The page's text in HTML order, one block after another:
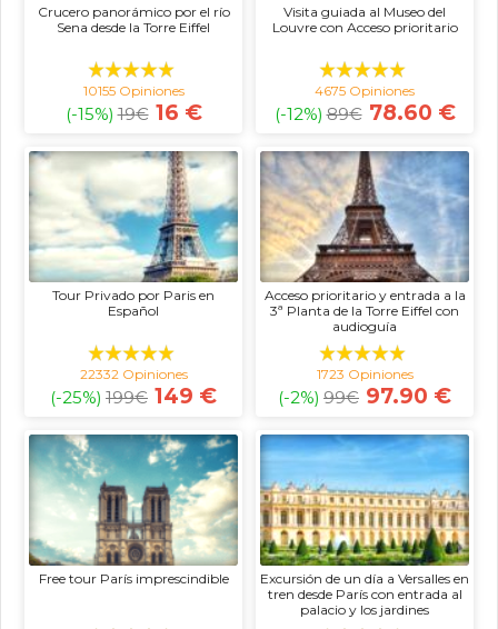
Crucero panorámico por el río
Sena desde la Torre Eiffel
10155 Opiniones
(-15%) 19€ 16 €
Visita guiada al Museo del
Louvre con Acceso prioritario
4675 Opiniones
(-12%) 89€ 78.60 €
Tour Privado por Paris en
Español
22332 Opiniones
(-25%) 199€ 149 €
Acceso prioritario y entrada a la
3ª Planta de la Torre Eiffel con
audioguía
1723 Opiniones
(-2%) 99€ 97.90 €
Free tour París imprescindible
Excursión de un día a Versalles en
tren desde París con entrada al
palacio y los jardines